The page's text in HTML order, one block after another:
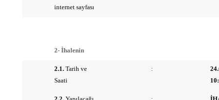
internet sayfası
2- İhalenin
2.1. Tarih ve
Saati
: